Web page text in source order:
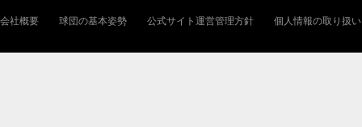
会社概要 球団の基本姿勢 公式サイト運営管理方針 個人情報の取り扱い